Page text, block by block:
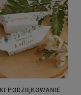
PODZIĘKOWANIE